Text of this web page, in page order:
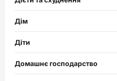
Дім
Діти
Домашнє господарство